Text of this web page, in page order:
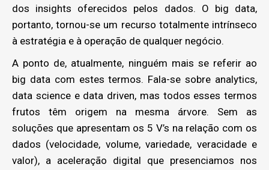
dos insights oferecidos pelos dados. O big data,
portanto, tornou-se um recurso totalmente intrínseco
à estratégia e à operação de qualquer negócio.
A ponto de, atualmente, ninguém mais se referir ao
big data com estes termos. Fala-se sobre analytics,
data science e data driven, mas todos esses termos
frutos têm origem na mesma árvore. Sem as
soluções que apresentam os 5 V’s na relação com os
dados (velocidade, volume, variedade, veracidade e
valor), a aceleração digital que presenciamos nos